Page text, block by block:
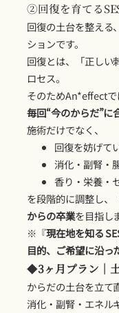
②回復を育てる
回復の土台を整える
ションです。
回復とは、「正し
ロセス。
そのためAn*effectで
毎回“今のからだ”に
施術だけでなく、
回復を妨げて
消化・副腎・
香り・栄養・
を段階的に調整し、
からの卒業を目指し
※『現在地を知る
目的、ご希望に沿っ
◆3ヶ月プラン｜
からだの土台を立て
消化・副腎・エネル